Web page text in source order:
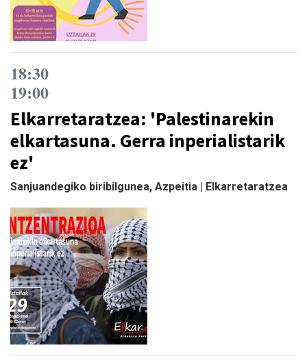
18:30
19:00
Elkarretaratzea: 'Palestinarekin
elkartasuna. Gerra inperialistarik
ez'
Sanjuandegiko biribilgunea, Azpeitia | Elkarretaratzea